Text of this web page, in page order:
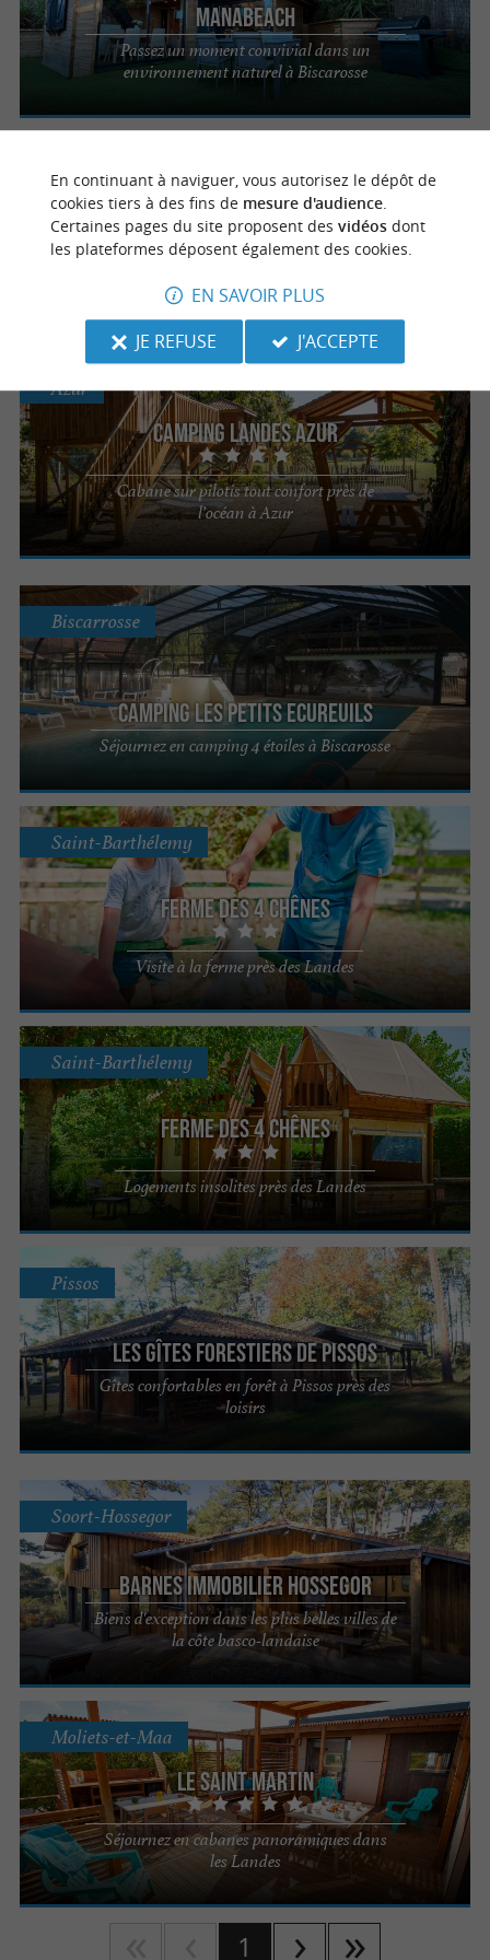
MANABEACH
Passez un moment convivial dans un
environnement naturel à Biscarosse
La Maison de la Forêt
l’AquaPark de Biscarrosse
Camping Landes Azur
Cabane sur pilotis tout confort près de
l’océan à Azur
Azur
Camping les Petits Ecureuils
Séjournez en camping 4 étoiles à Biscarosse
Biscarrosse
Ferme des 4 Chênes
Visite à la ferme près des Landes
Saint-Barthélemy
Ferme des 4 Chênes
Logements insolites près des Landes
Saint-Barthélemy
Les gîtes forestiers de Pissos
Gîtes confortables en forêt à Pissos près des
loisirs
Pissos
Barnes Immobilier Hossegor
Biens d'exception dans les plus belles villes de
la côte basco-landaise
Soort-Hossegor
Le Saint Martin
Séjournez en cabanes panoramiques dans
les Landes
Moliets-et-Maa
1
En continuant à naviguer, vous autorisez le dépôt de
cookies tiers à des fins de mesure d'audience.
Certaines pages du site proposent des vidéosdont
les plateformes déposent également des cookies.
EN SAVOIR PLUS
JE REFUSE
J'ACCEPTE